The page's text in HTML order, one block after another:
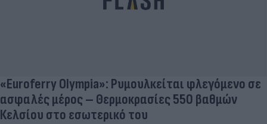
«Euroferry Olympia»: Ρυμουλκείται φλεγόμενο σε
ασφαλές μέρος – Θερμοκρασίες 550 βαθμών
Κελσίου στο εσωτερικό του